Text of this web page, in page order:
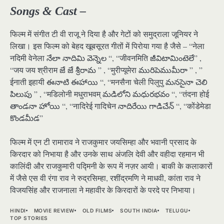
Songs & Cast –
फिल्म में संगीत टी वी राजू ने दिया है और गेटों को समुद्राला जूनियर ने
लिखा। इस फिल्म को बेहद खूबसूरत गीतों में पिरोया गया है जैसे – “नेला
नदिमी वेनेला నేలా నాదిమి వెన్నెల “, “जीवनमिति జీవిటామింటెలే” ,
“जय जय श्रीराम జే జే శ్రీరామ ” , “मुरीप्यूमेरा మురిపెముమీరా ” , ”
ईनाती इहायी ఈనాటి ఈహాయి “, “मनसैना चेली पिलुपु మనసైనా చెలి
పిలుపు ” , “मडिलोनी मधुराभवम् మడిలోని మధురభవం “, “तंदना होई
తాండనా హోయి “, “नादिरेई गादिचेन నాదిరేయి గాడిచేన్ “, “कोंडेमेडा
కొండమీడ”
फिल्म में एन टी रामाराव ने राजकुमार जयसिम्हा और भवानी प्रसाद के
किरदार को निभाया है और उनके साथ अंजलि देवी और वहीदा रहमान भी
कालिंदी और राजकुमारी पद्मिनी के रूप में नज़र आयी। बाकी के कलाकारों
में जैसे एस वी रंगा राव ने रुद्रसिम्हा, रशींद्रमणि ने माधवी, कांता राव ने
विजयसिंह और राजनाला ने महावीर के किरदारों के परदे पर निभाया।
HINDI MOVIE REVIEW OLD FILMS SOUTH INDIA
TELUGU
TOP STORIES